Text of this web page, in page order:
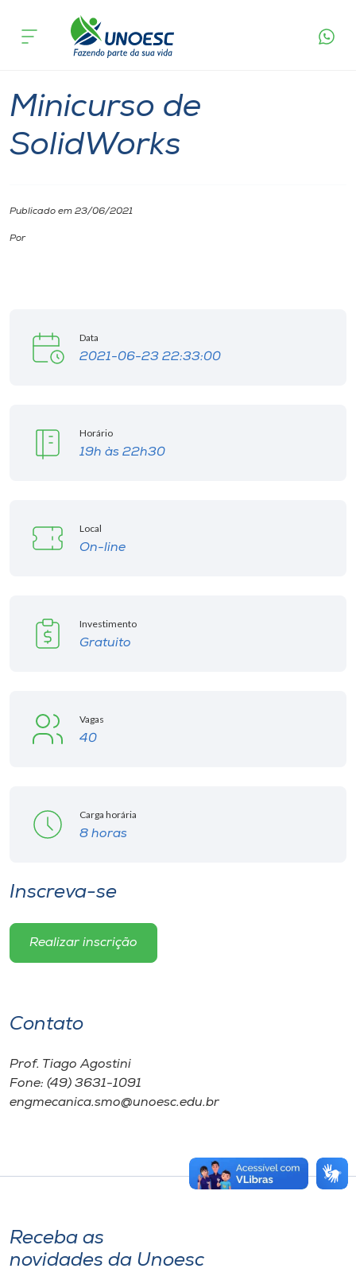
Cursos
Pesquisa
Internacionalização
Diplomados
CPA
Editora
Museu
A-
São Miguel do Oeste
Minicurso de
SolidWorks
Publicado em 23/06/2021
Por
Data
2021-06-23 22:33:00
Horário
19h às 22h30
Local
On-line
Investimento
Gratuito
Vagas
40
Carga horária
8 horas
Inscreva-se
Realizar inscrição
Contato
Prof. Tiago Agostini
Fone: (49) 3631-1091
engmecanica.smo@unoesc.edu.br
Receba as
novidades da Unoesc